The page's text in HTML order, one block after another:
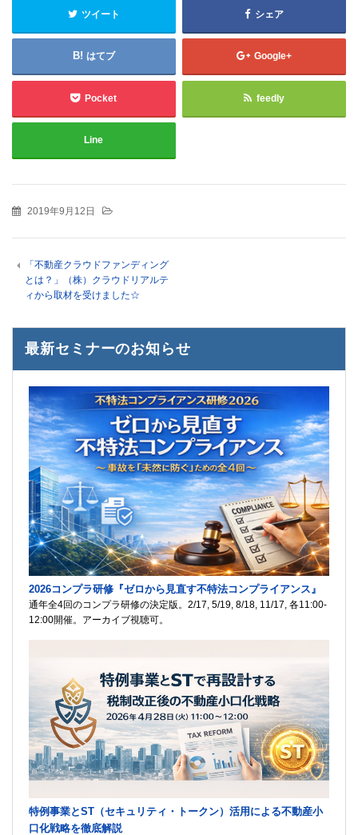
ツイート シェア
はてブ Google+
Pocket feedly
Line
2019年9月12日
「不動産クラウドファンディング
とは？」（株）クラウドリアルテ
ィから取材を受けました☆
最新セミナーのお知らせ
2026コンプラ研修『ゼロから見直す不特法コンプライアンス』
通年全4回のコンプラ研修の決定版。2/17, 5/19, 8/18, 11/17, 各11:00-
12:00開催。アーカイブ視聴可。
特例事業とST（セキュリティ・トークン）活用による不動産小
口化戦略を徹底解説